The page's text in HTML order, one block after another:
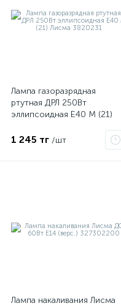
Лампа газоразрядная
ртутная ДРЛ 250Вт
эллипсоидная E40 М (21)
1 245 тг /шт
Лампа накаливания Лисма